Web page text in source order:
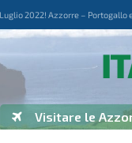
Luglio 2022! Azzorre – Portogallo
Visitare le